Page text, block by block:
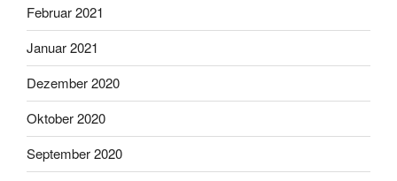
Februar 2021
Januar 2021
Dezember 2020
Oktober 2020
September 2020